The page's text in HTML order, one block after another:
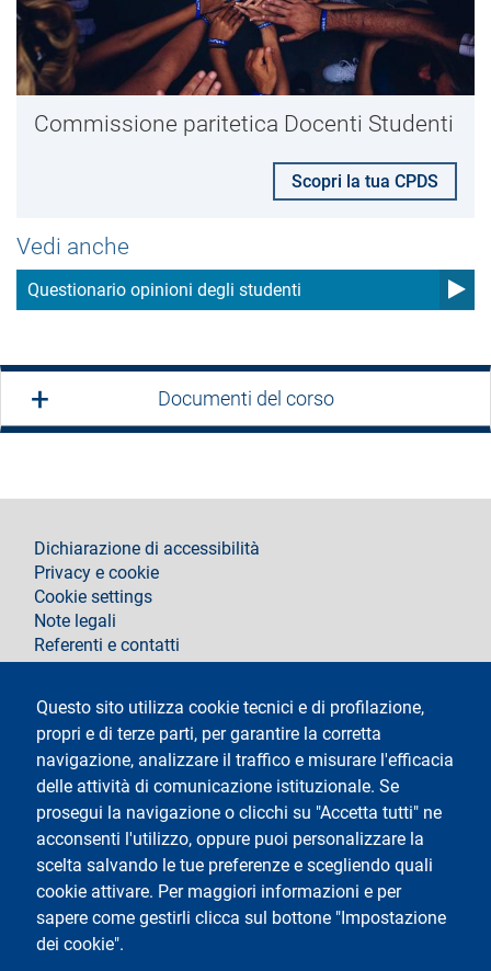
Commissione paritetica Docenti Studenti
Scopri la tua CPDS
Vedi anche
Questionario opinioni degli studenti
Documenti del corso
Questo sito utilizza cookie tecnici e di profilazione,
propri e di terze parti, per garantire la corretta
navigazione, analizzare il traffico e misurare l'efficacia
delle attività di comunicazione istituzionale. Se
prosegui la navigazione o clicchi su "Accetta tutti" ne
acconsenti l'utilizzo, oppure puoi personalizzare la
scelta salvando le tue preferenze e scegliendo quali
cookie attivare. Per maggiori informazioni e per
sapere come gestirli clicca sul bottone "Impostazione
dei cookie".
footer
Dichiarazione di accessibilità
Privacy e cookie
Cookie settings
Note legali
Referenti e contatti
Testo
Università degli Studi di Milano
Via Festa del Perdono 7 - 20122 Milano
Tel.+39 02 5032 5032
Posta Elettronica Certificata
Logo